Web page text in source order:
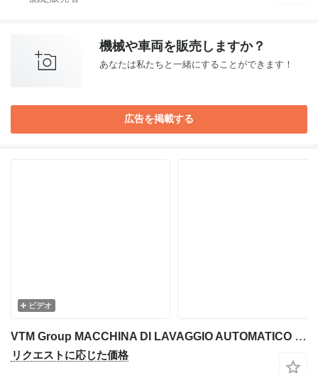
機械や車両を販売しますか？
あなたは私たちと一緒にすることができます！
広告を掲載する
ビデオ
VTM Group MACCHINA DI LAVAGGIO AUTOMATICO PER FILTRI DPF E CATALIZZATORI P
リクエストに応じた価格